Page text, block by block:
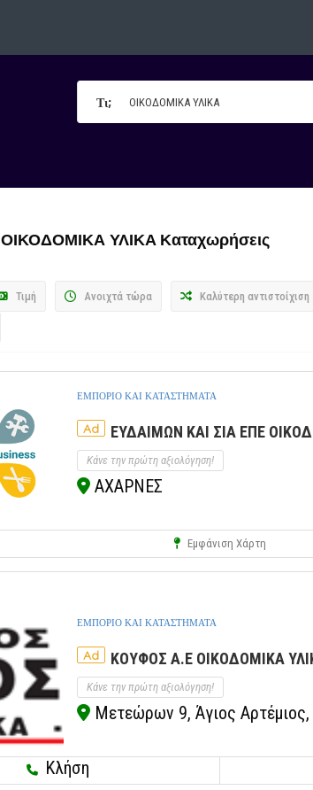
Τι;
ΟΙΚΟΔΟΜΙΚΑ ΥΛΙΚΑ Καταχωρήσεις
Τιμή Ανοιχτά τώρα Καλύτερη αντιστοίχιση
ΕΜΠΟΡΙΟ ΚΑΙ ΚΑΤΑΣΤΗΜΑΤΑ
Ad ΕΥΔΑΙΜΩΝ ΚΑΙ ΣΙΑ ΕΠΕ
Κάνε την πρώτη αξιολόγηση!
ΑΧΑΡΝΕΣ
Εμφάνιση Χάρτη
ΕΜΠΟΡΙΟ ΚΑΙ ΚΑΤΑΣΤΗΜΑΤΑ
Ad ΚΟΥΦΟΣ Α.Ε ΟΙΚΟΔΟΜΙΚΑ
Κάνε την πρώτη αξιολόγηση!
Μετεώρων 9, Άγιος Αρτέμιος,
Κλήση